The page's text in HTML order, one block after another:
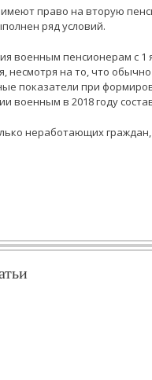
право на вторую
ряд условий.
военным пенсионерам с 1
несмотря на то, что
показатели при
военным в 2018 году
неработающих